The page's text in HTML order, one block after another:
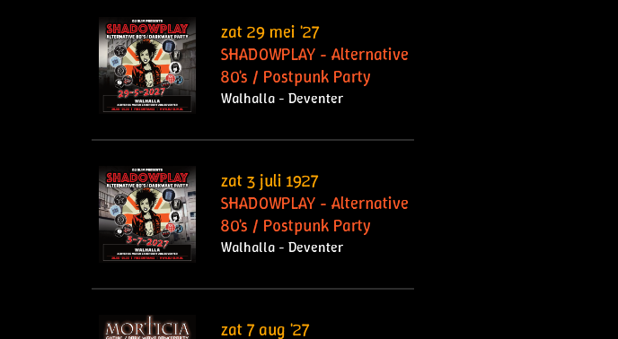
zat 29 mei '27
SHADOWPLAY - Alternative
80's / Postpunk Party
Walhalla - Deventer
zat 3 juli 1927
SHADOWPLAY - Alternative
80's / Postpunk Party
Walhalla - Deventer
zat 7 aug '27